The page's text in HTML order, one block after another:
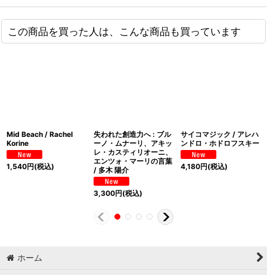
この商品を買った人は、こんな商品も買っています
Mid Beach / Rachel
Korine
1,540円(税込)
失われた創造力へ : ブル
ーノ・ムナーリ、アキッ
レ・カスティリオーニ、
エンツォ・マーリの言葉
/ 多木 陽介
3,300円(税込)
サイコマジック / アレハ
ンドロ・ホドロフスキー
4,180円(税込)
ホーム